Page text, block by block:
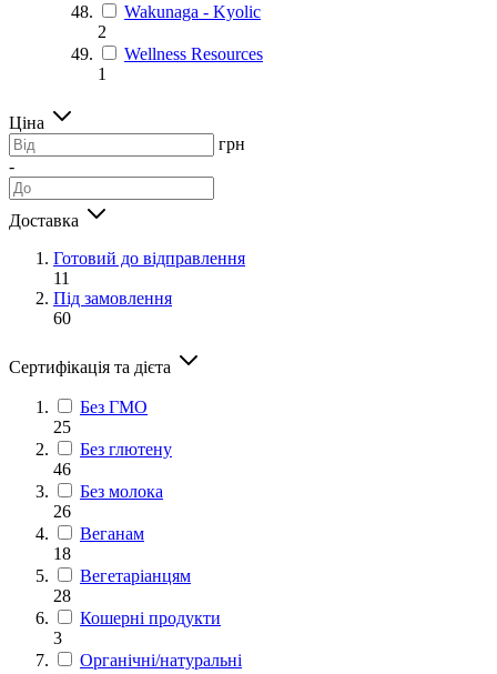
Wakunaga - Kyolic
2
Wellness Resources
1
Ціна
грн
-
Доставка
Готовий до відправлення
11
Під замовлення
60
Сертифікація та дієта
Без ГМО
25
Без глютену
46
Без молока
26
Веганам
18
Вегетаріанцям
28
Кошерні продукти
3
Органічні/натуральні